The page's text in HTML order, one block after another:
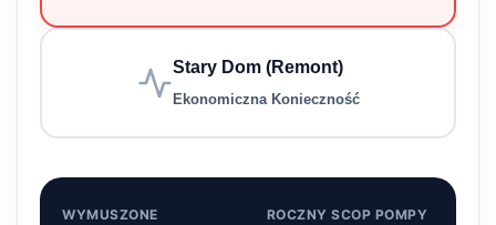
Stary Dom (Remont)
Ekonomiczna Konieczność
WYMUSZONE
ROCZNY SCOP POMPY